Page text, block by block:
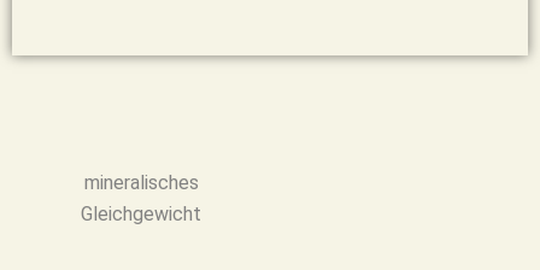
mineralisches
Gleichgewicht